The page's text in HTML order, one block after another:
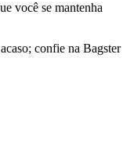
você se mantenha
confie na Bagster